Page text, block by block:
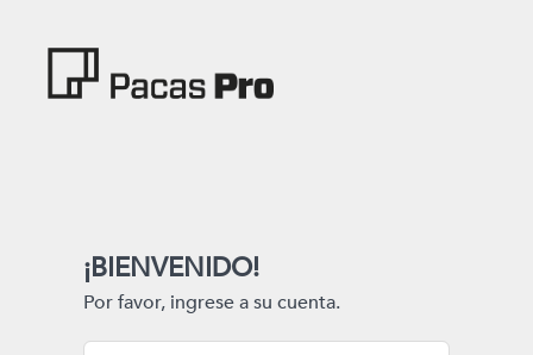
¡BIENVENIDO!
Por favor, ingrese a su cuenta.